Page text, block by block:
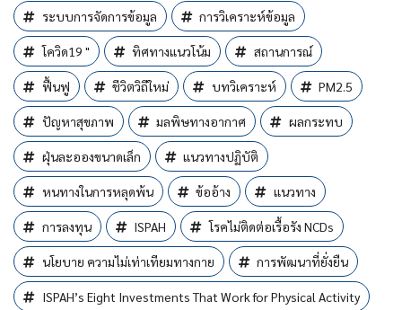
ระบบการจัดการข้อมูล การวิเคราะห์ข้อมูล
โควิด19 " ทิศทางแนวโน้ม สถานการณ์
ฟื้นฟู ชีวิตวิถีใหม่ บทวิเคราะห์ PM2.5
ปัญหาสุขภาพ มลพิษทางอากาศ ผลกระทบ
ฝุ่นละอองขนาดเล็ก แนวทางปฏิบัติ
หนทางในการหลุดพ้น ข้ออ้าง แนวทาง
การลงทุน ISPAH โรคไม่ติดต่อเรื้อรัง NCDs
นโยบาย ความไม่เท่าเทียมทางกาย การพัฒนาที่ยั่งยืน
ISPAH’s Eight Investments That Work for Physical Activity